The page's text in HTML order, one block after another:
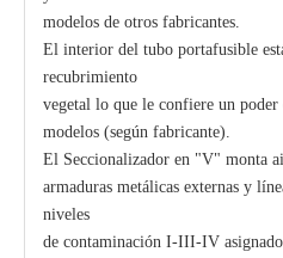
modelos de otros fabricantes.
El interior del tubo portafusible
recubrimiento
vegetal lo que le confiere un
modelos (según fabricante).
El Seccionalizador en "V" monta
armaduras metálicas externas y
niveles
de contaminación I-III-IV